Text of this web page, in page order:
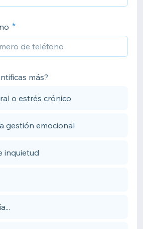
más?
o estrés crónico
gestión emocional
inquietud